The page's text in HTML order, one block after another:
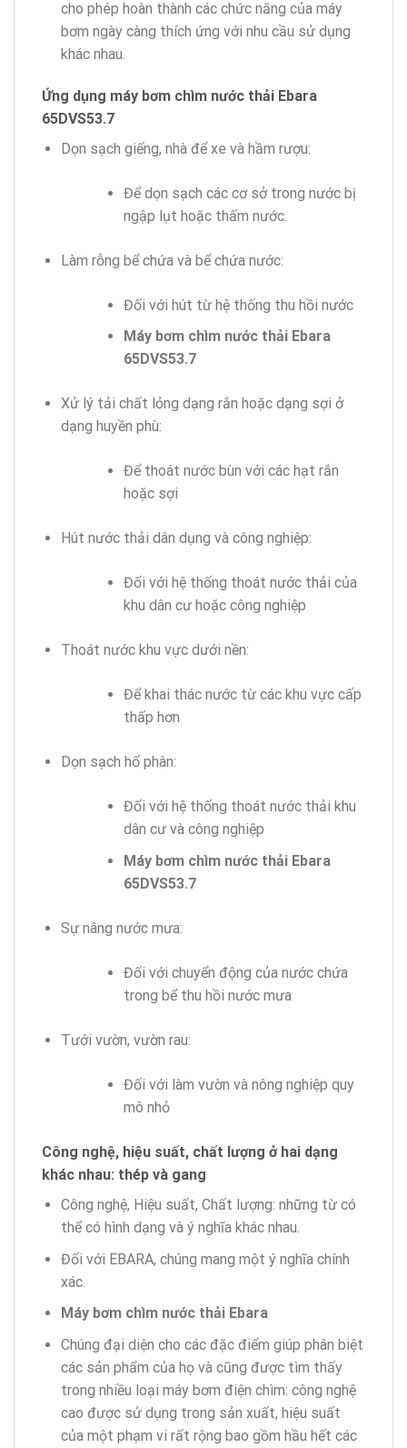
cho phép hoàn thành các chức năng của máy
bơm ngày càng thích ứng với nhu cầu sử dụng
khác nhau.
Ứng dụng máy bơm chìm nước thải Ebara
65DVS53.7
Dọn sạch giếng, nhà để xe và hầm rượu:
Để dọn sạch các cơ sở trong nước bị
ngập lụt hoặc thấm nước.
Làm rỗng bể chứa và bể chứa nước:
Đối với hút từ hệ thống thu hồi nước
Máy bơm chìm nước thải Ebara
65DVS53.7
Xử lý tải chất lỏng dạng rắn hoặc dạng sợi ở
dạng huyền phù:
Để thoát nước bùn với các hạt rắn
hoặc sợi
Hút nước thải dân dụng và công nghiệp:
Đối với hệ thống thoát nước thải của
khu dân cư hoặc công nghiệp
Thoát nước khu vực dưới nền:
Để khai thác nước từ các khu vực cấp
thấp hơn
Dọn sạch hố phân:
Đối với hệ thống thoát nước thải khu
dân cư và công nghiệp
Máy bơm chìm nước thải Ebara
65DVS53.7
Sự nâng nước mưa:
Đối với chuyển động của nước chứa
trong bể thu hồi nước mưa
Tưới vườn, vườn rau:
Đối với làm vườn và nông nghiệp quy
mô nhỏ
Công nghệ, hiệu suất, chất lượng ở hai dạng
khác nhau: thép và gang
Công nghệ, Hiệu suất, Chất lượng: những từ có
thể có hình dạng và ý nghĩa khác nhau.
Đối với EBARA, chúng mang một ý nghĩa chính
xác.
Máy bơm chìm nước thải Ebara
Chúng đại diện cho các đặc điểm giúp phân biệt
các sản phẩm của họ và cũng được tìm thấy
trong nhiều loại máy bơm điện chìm: công nghệ
cao được sử dụng trong sản xuất, hiệu suất
của một phạm vi rất rộng bao gồm hầu hết các